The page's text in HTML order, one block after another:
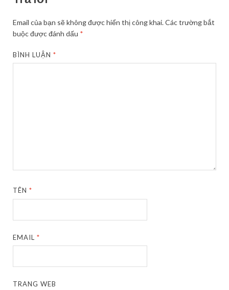
Email của bạn sẽ không được hiển thị công khai.Các trường bắt
buộc được đánh dấu *
BÌNH LUẬN*
TÊN*
EMAIL*
TRANG WEB